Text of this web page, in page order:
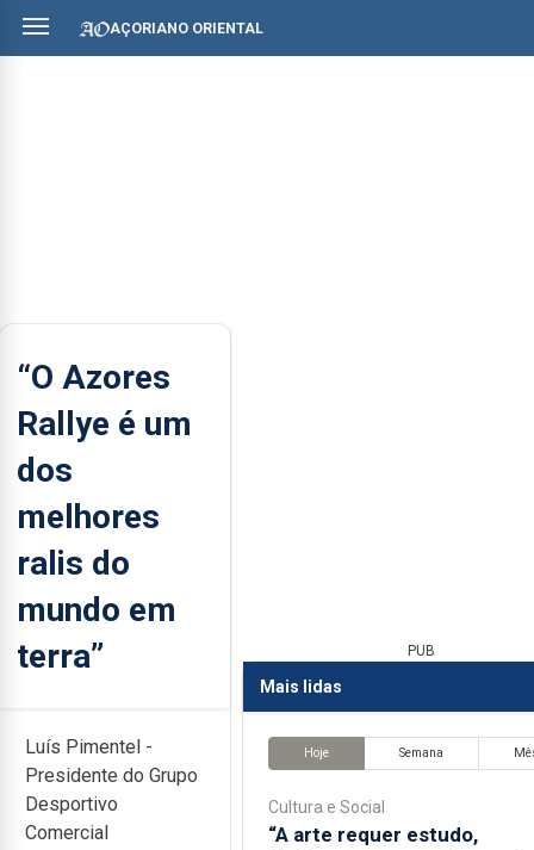
AÇORIANO ORIENTAL
“O Azores
Rallye é um
dos
melhores
ralis do
mundo em
terra”
Luís Pimentel -
Presidente do Grupo
Desportivo
Comercial
PUB
Mais lidas
Hoje Semana
Cultura e Social
“A arte requer estudo,